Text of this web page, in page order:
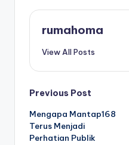
rumahoma
View All Posts
Post
navigation
Previous Post
Mengapa Mantap168
Terus Menjadi
Perhatian Publik